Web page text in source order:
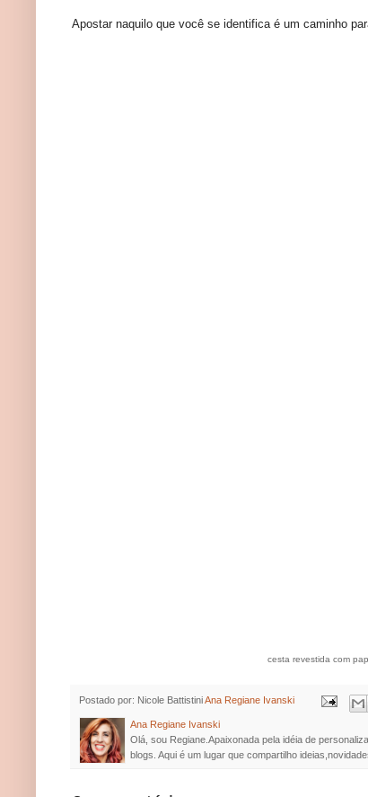
Apostar naquilo que você se identifica é um caminho
cesta revestida com
Postado por: Nicole BattistiniAna Regiane Ivanski
Ana Regiane Ivanski
Olá, sou Regiane.Apaixonada pela idéia de
blogs. Aqui é um lugar que compartilho